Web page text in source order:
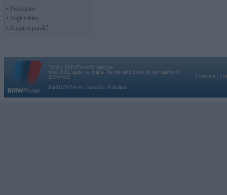
• Pieslēgties
• Reģistrēties
• Aizmirsi paroli?
Vortāls BMWPower.lv darbojas
kopš 2002. gada 14. maija. Tas nav auto klubs un nav saistīts ar
BMW AG.
Par BMWPower
Kontakti Reklāma
Galvena